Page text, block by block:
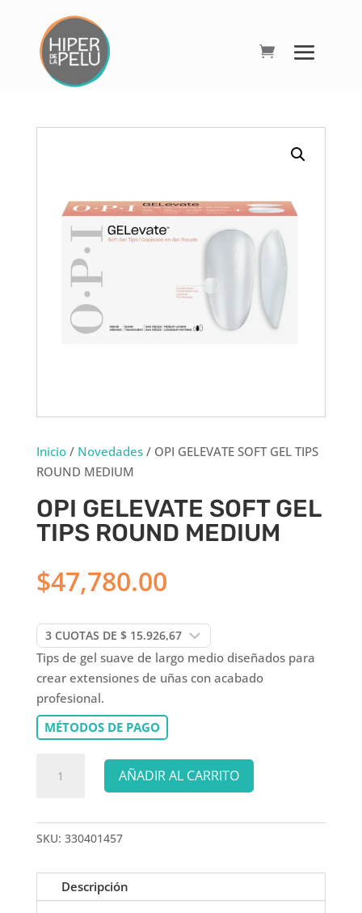
Inicio/ Novedades/ OPI GELEVATE SOFT GEL TIPS
ROUND MEDIUM
OPI GELEVATE SOFT GEL
TIPS ROUND MEDIUM
$47,780.00
Tips de gel suave de largo medio diseñados para
crear extensiones de uñas con acabado
profesional.
MÉTODOS DE PAGO
GELEVATE
GEL
TIPS
MEDIUM
cantidad
AÑADIR AL CARRITO
SKU: 330401457
Descripción